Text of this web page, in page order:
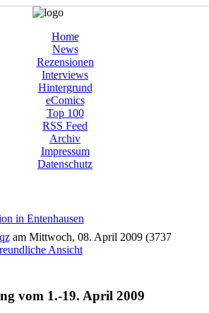
Home
News
Rezensionen
Interviews
Hintergrund
eComics
Top 100
RSS Feed
Archiv
Impressum
Datenschutz
in Entenhausen
am Mittwoch, 08. April 2009 (3737
vom 1.-19. April 2009